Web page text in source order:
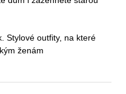
Stylové outfity, na které
ženám